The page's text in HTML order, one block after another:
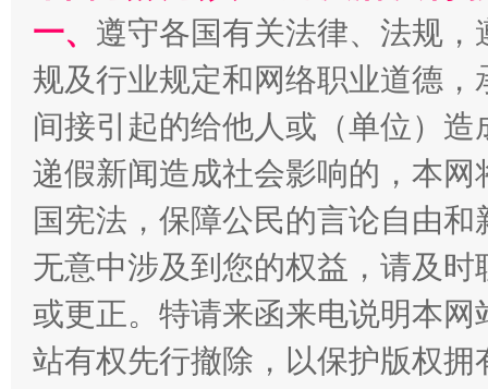
春天里的科技盛宴
一、 遵守各国有关法律、法规
规及行业规定和网络职业道德
间接引起的给他人或（单位）
递假新闻造成社会影响的，本
国宪法，保障公民的言论自由
无意中涉及到您的权益，请及
或更正。特请来函来电说明本
站有权先行撤除，以保护版权